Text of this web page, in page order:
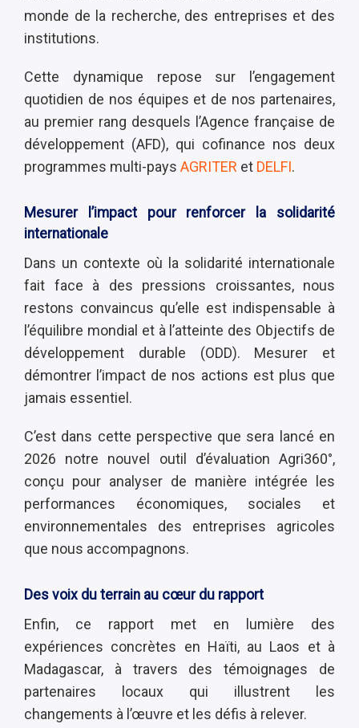
monde de la recherche, des entreprises et des
institutions.
Cette dynamique repose sur l’engagement
quotidien de nos équipes et de nos partenaires,
au premier rang desquels l’Agence française de
développement (AFD), qui cofinance nos deux
programmes multi-pays AGRITER et DELFI.
Mesurer l’impact pour renforcer la solidarité
internationale
Dans un contexte où la solidarité internationale
fait face à des pressions croissantes, nous
restons convaincus qu’elle est indispensable à
l’équilibre mondial et à l’atteinte des Objectifs de
développement durable (ODD). Mesurer et
démontrer l’impact de nos actions est plus que
jamais essentiel.
C’est dans cette perspective que sera lancé en
2026 notre nouvel outil d’évaluation Agri360°,
conçu pour analyser de manière intégrée les
performances économiques, sociales et
environnementales des entreprises agricoles
que nous accompagnons.
Des voix du terrain au cœur du rapport
Enfin, ce rapport met en lumière des
expériences concrètes en Haïti, au Laos et à
Madagascar, à travers des témoignages de
partenaires locaux qui illustrent les
changements à l’œuvre et les défis à relever.